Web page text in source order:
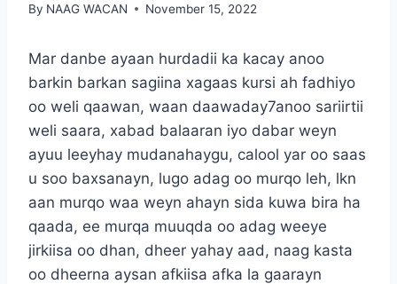
By NAAG WACAN November 15, 2022
Mar danbe ayaan hurdadii ka kacay anoo
barkin barkan sagiina xagaas kursi ah fadhiyo
oo weli qaawan, waan daawaday7anoo sariirtii
weli saara, xabad balaaran iyo dabar weyn
ayuu leeyhay mudanahaygu, calool yar oo saas
u soo baxsanayn, lugo adag oo murqo leh, lkn
aan murqo waa weyn ahayn sida kuwa bira ha
qaada, ee murqa muuqda oo adag weeye
jirkiisa oo dhan, dheer yahay aad, naag kasta
oo dheerna aysan afkiisa afka la gaarayn